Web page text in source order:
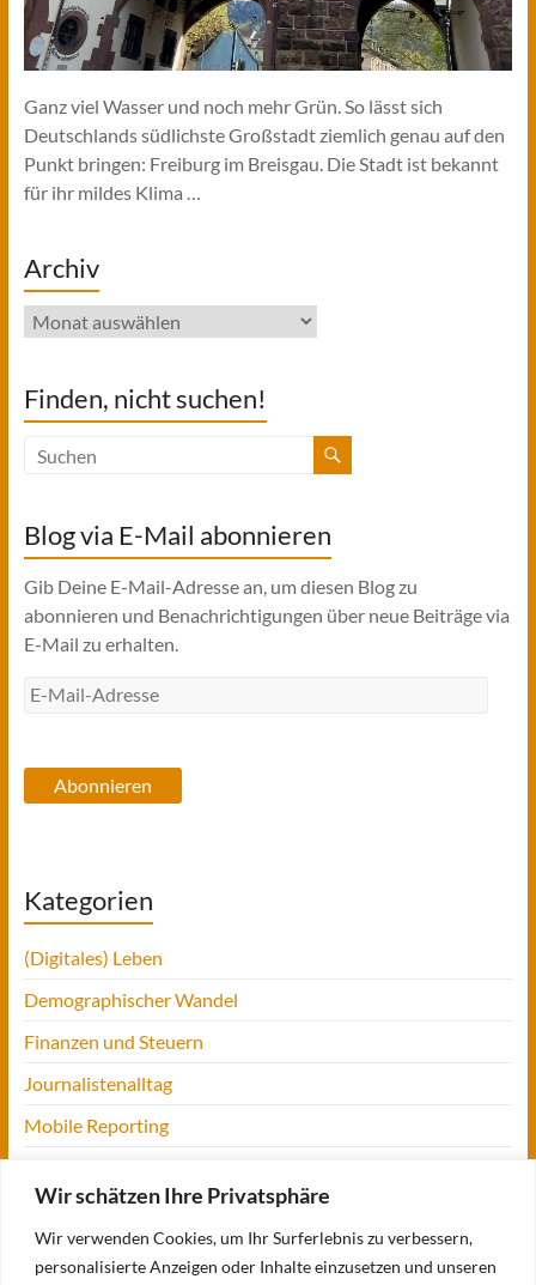
Wir schätzen Ihre Privatsphäre
Wir verwenden Cookies, um Ihr Surferlebnis zu verbessern,
personalisierte Anzeigen oder Inhalte einzusetzen und unseren
Ganz viel Wasser und noch mehr Grün. So lässt sich
Deutschlands südlichste Großstadt ziemlich genau auf den
Punkt bringen: Freiburg im Breisgau. Die Stadt ist bekannt
für ihr mildes Klima …
Archiv
Archiv
Finden, nicht suchen!
Blog via E-Mail abonnieren
Gib Deine E-Mail-Adresse an, um diesen Blog zu
abonnieren und Benachrichtigungen über neue Beiträge via
E-Mail zu erhalten.
E-
Abonnieren
Kategorien
(Digitales) Leben
Demographischer Wandel
Finanzen und Steuern
Journalistenalltag
Mobile Reporting
Tansania
UofM